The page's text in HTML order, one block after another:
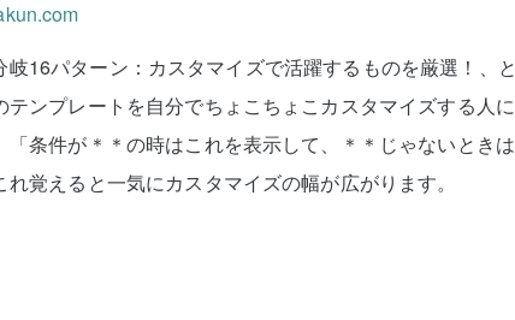
16パターン：カスタマイズで活躍するものを厳選！、と
ンプレートを自分でちょこちょこカスタマイズする人に
条件が＊＊の時はこれを表示して、＊＊じゃないときは
覚えると一気にカスタマイズの幅が広がります。